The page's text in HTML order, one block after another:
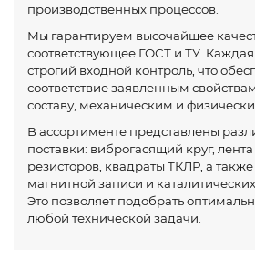
производственных процессов.
Мы гарантируем высочайшее
соответствующее ГОСТ и ТУ.
строгий входной контроль, что
соответствие заявленным
составу, механическим и
В ассортименте представлены
поставки: виброгасящий круг,
резисторов, квадраты ТКЛР, а
магнитной записи и
Это позволяет подобрать
любой технической задачи.